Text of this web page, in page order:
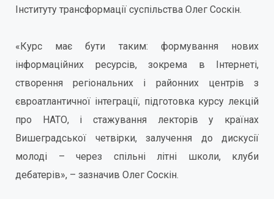
Інституту трансформації суспільства Олег Соскін.
«Курс має бути таким: формування нових
інформаційних ресурсів, зокрема в Інтернеті,
створення регіональних і районних центрів з
євроатлантичної інтеграції, підготовка курсу лекцій
про НАТО, і стажування лекторів у країнах
Вишеградської четвірки, залучення до дискусії
молоді – через спільні літні школи, клуби
дебатерів», – зазначив Олег Соскін.